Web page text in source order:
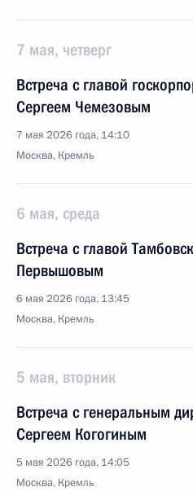
7 мая, четверг
Встреча с главой
Сергеем Чемезовым
7 мая 2026 года, 14:10
Москва, Кремль
6 мая, среда
Встреча с главой
Первышовым
6 мая 2026 года, 13:45
Москва, Кремль
5 мая, вторник
Встреча с генеральным
Сергеем Когогиным
5 мая 2026 года, 14:05
Москва, Кремль